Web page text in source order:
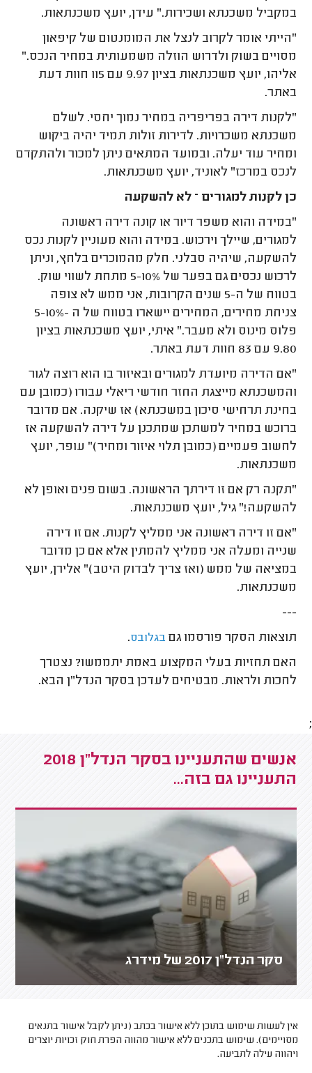
במקביל משכנתא ושכירות." עידן, יועץ משכנתאות.
"הייתי אומר לקרוב לנצל את המומנטום של קיפאון
מסויים בשוק ולדרוש הוזלה משמעותית במחיר הנכס."
אליהו, יועץ משכנתאות בציון 9.97 עם 115 חוות דעת
באתר.
"לקנות דירה בפריפריה במחיר נמוך יחסי. לשלם
משכנתא משכרויות. לדירות זולות תמיד יהיה ביקוש
ומחיר עוד יעלה. ובמועד המתאים ניתן למכור ולהתקדם
לנכס במרכז" לאוניד, יועץ משכנתאות.
כן לקנות למגורים – לא להשקעה
"במידה והוא משפר דיור או קונה דירה ראשונה
למגורים, שיילך וירכוש. במידה והוא מעוניין לקנות נכס
להשקעה, שיהיה סבלני. חלק מהמוכרים בלחץ, וניתן
לרכוש נכסים גם בפער של 5-10% מתחת לשווי שוק.
בטווח של ה-5 שנים הקרובות, אני ממש לא צופה
צניחת מחירים, המחירים יישארו בטווח של ה -5-10%
פלוס מינוס ולא מעבר." איתי, יועץ משכנתאות בציון
9.80 עם 83 חוות דעת באתר.
"אם הדירה מיועדת למגורים ובאיזור בו הוא רוצה לגור
והמשכנתא מייצגת החזר חודשי ריאלי עבורו (כמובן עם
בחינת תרחישי סיכון במשכנתא) אז שיקנה. אם מדובר
ברוכש במחיר למשתכן שמתכנן על דירה להשקעה אז
לחשוב פעמיים (כמובן תלוי איזור ומחיר)" עופר, יועץ
משכנתאות.
"תקנה רק אם זו דירתך הראשונה. בשום פנים ואופן לא
להשקעה!" גיל, יועץ משכנתאות.
"אם זו דירה ראשונה אני ממליץ לקנות. אם זו דירה
שנייה ומעלה אני ממליץ להמתין אלא אם כן מדובר
במציאה של ממש (ואז צריך לבדוק היטב)" אלירן, יועץ
משכנתאות.
---
תוצאות הסקר פורסמו גם בגלובס.
האם תחזיות בעלי המקצוע באמת יתממשו? נצטרך
לחכות ולראות. מבטיחים לעדכן בסקר הנדל"ן הבא.
;
אנשים שהתעניינו בסקר הנדל"ן 2018
התעניינו גם בזה...
סקר הנדל"ן 2017 של מידרג
אין לעשות שימוש בתוכן ללא אישור בכתב (ניתן לקבל אישור בתנאים
מסויימים). שימוש בתכנים ללא אישור מהווה הפרת חוק זכויות יוצרים
ויהווה עילה לתביעה.